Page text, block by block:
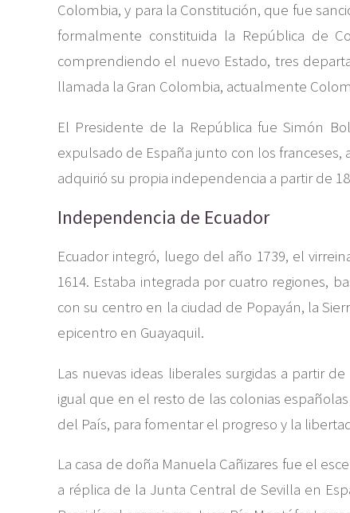
Colombia, y para la Constitución, que fue
formalmente constituida la República de
comprendiendo el nuevo Estado, tres
llamada la Gran Colombia, actualmente
El Presidente de la República fue Simón
expulsado de España junto con los
adquirió su propia independencia a partir de
Independencia de Ecuador
Ecuador integró, luego del año 1739, el
1614. Estaba integrada por cuatro regiones,
con su centro en la ciudad de Popayán, la
epicentro en Guayaquil.
Las nuevas ideas liberales surgidas a partir
igual que en el resto de las colonias
del País, para fomentar el progreso y la
La casa de doña Manuela Cañizares fue el
a réplica de la Junta Central de Sevilla en